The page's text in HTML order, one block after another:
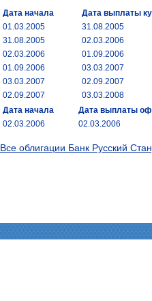
Дата начала
Дата выплаты
01.03.2005
31.08.2005
31.08.2005
02.03.2006
02.03.2006
01.09.2006
01.09.2006
03.03.2007
03.03.2007
02.09.2007
02.09.2007
03.03.2008
Дата начала
Дата выплаты
02.03.2006
02.03.2006
Все облигации Банк Русский